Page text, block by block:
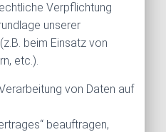
Verpflichtung
unserer
beim Einsatz von
etc.).
von Daten auf
beauftragen,